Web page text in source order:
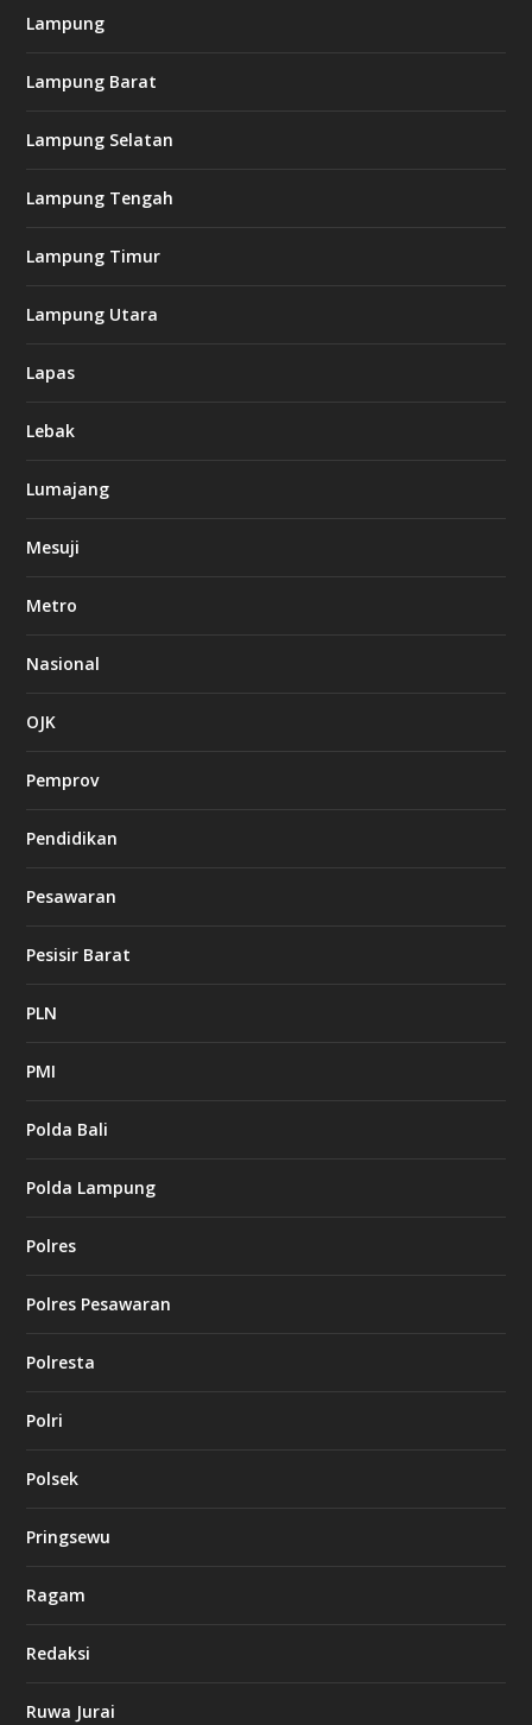
Lampung
Lampung Barat
Lampung Selatan
Lampung Tengah
Lampung Timur
Lampung Utara
Lapas
Lebak
Lumajang
Mesuji
Metro
Nasional
OJK
Pemprov
Pendidikan
Pesawaran
Pesisir Barat
PLN
PMI
Polda Bali
Polda Lampung
Polres
Polres Pesawaran
Polresta
Polri
Polsek
Pringsewu
Ragam
Redaksi
Ruwa Jurai